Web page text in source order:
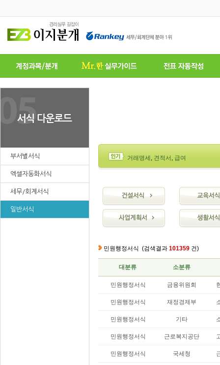
부서별서식
엑셀자동화서식
세무/회계서식
일반서식
거래명세 , 견적서 , 급여
민원행정서식 (검색결과 101359 건)
대분류 소분류
민원행정서식 금융위원회
민원행정서식 재정경제부
민원행정서식 기타
민원행정서식 근로복지공단
민원행정서식 국세청